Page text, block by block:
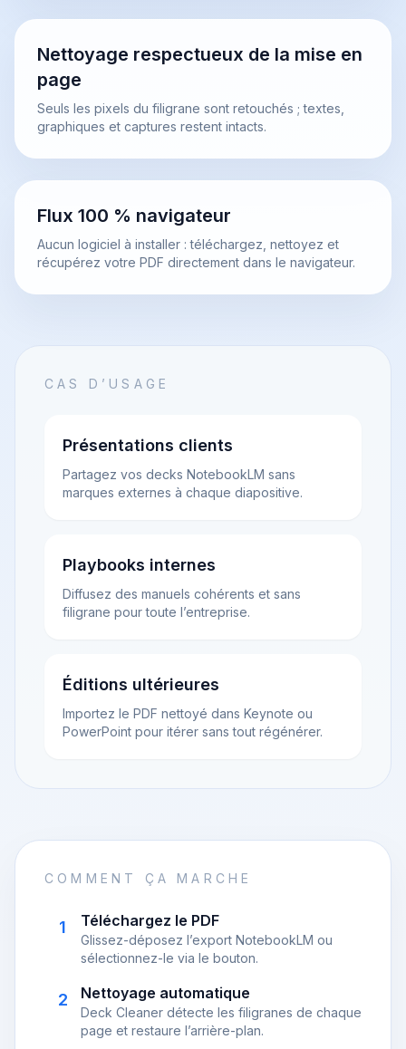
Nettoyage respectueux de la mise en
page
Seuls les pixels du filigrane sont retouchés ; textes,
graphiques et captures restent intacts.
Flux 100 % navigateur
Aucun logiciel à installer : téléchargez, nettoyez et
récupérez votre PDF directement dans le navigateur.
CAS D’USAGE
Présentations clients
Partagez vos decks NotebookLM sans
marques externes à chaque diapositive.
Playbooks internes
Diffusez des manuels cohérents et sans
filigrane pour toute l’entreprise.
Éditions ultérieures
Importez le PDF nettoyé dans Keynote ou
PowerPoint pour itérer sans tout régénérer.
COMMENT ÇA MARCHE
1 Téléchargez le PDF
Glissez-déposez l’export NotebookLM ou
sélectionnez-le via le bouton.
2 Nettoyage automatique
Deck Cleaner détecte les filigranes de chaque
page et restaure l’arrière-plan.